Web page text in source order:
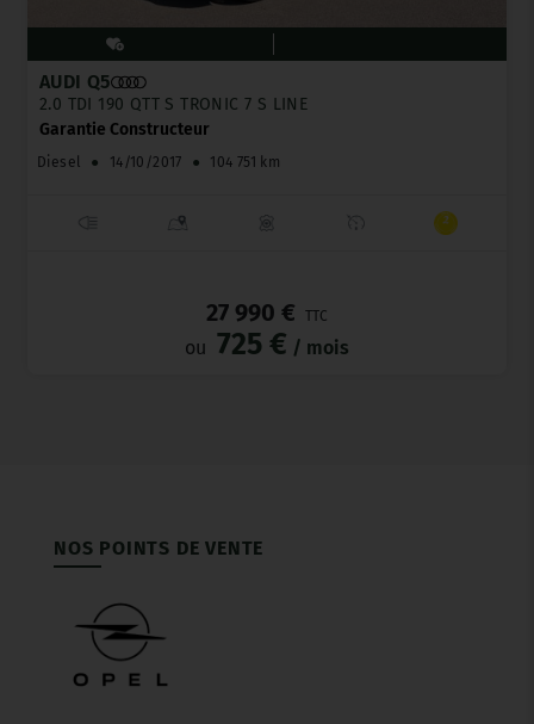
AUDI Q5
2.0 TDI 190 QTT S TRONIC 7 S LINE
Garantie Constructeur
Diesel ● 14/10/2017 ● 104 751 km
27 990 € TTC
ou 725 € / mois
NOS POINTS DE VENTE